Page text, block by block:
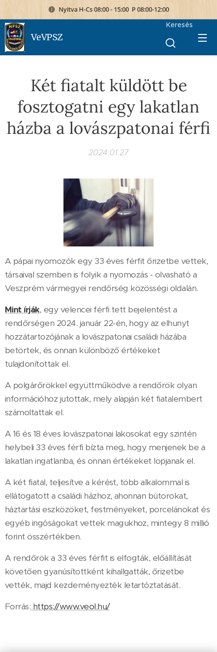
Nyitva H-Cs 08:00 - 15:00 P 08:00-12:00
VeVPSZ
Keresés
Két fiatalt küldött be
fosztogatni egy lakatlan
házba a lovászpatonai férfi
2024.01.27
A pápai nyomozók egy 33 éves férfit őrizetbe vettek,
társaival szemben is folyik a nyomozás - olvasható a
Veszprém vármegyei rendőrség közösségi oldalán.
Mint írják, egy velencei férfi tett bejelentést a
rendőrségen 2024. január 22-én, hogy az elhunyt
hozzátartozójának a lovászpatonai családi házába
betörtek, és onnan különböző értékeket
tulajdonítottak el.
A polgárőrökkel együttműködve a rendőrök olyan
információhoz jutottak, mely alapján két fiatalembert
számoltattak el.
A 16 és 18 éves lovászpatonai lakosokat egy szintén
helybeli 33 éves férfi bízta meg, hogy menjenek be a
lakatlan ingatlanba, és onnan értékeket lopjanak el.
A két fiatal, teljesítve a kérést, több alkalommal is
ellátogatott a családi házhoz, ahonnan bútorokat,
háztartási eszközöket, festményeket, porcelánokat és
egyéb ingóságokat vettek magukhoz, mintegy 8 millió
forint összértékben.
A rendőrök a 33 éves férfit is elfogták, előállítását
követően gyanúsítottként kihallgatták, őrizetbe
vették, majd kezdeményezték letartóztatását.
Forrás: https://www.veol.hu/